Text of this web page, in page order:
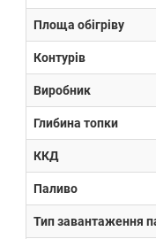
Площа обігріву
Контурів
Виробник
Глибина топки
ККД
Паливо
Тип завантаження